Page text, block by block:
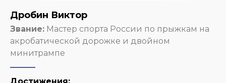
Дробин Виктор
Звание: Мастер спорта России по прыжкам на
акробатической дорожке и двойном
минитрампе